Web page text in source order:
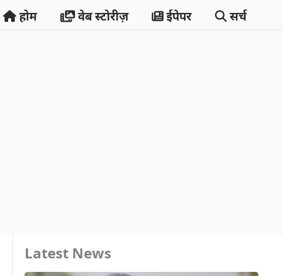
होम वेब स्टोरीज़ ईपेपर सर्च
Latest News